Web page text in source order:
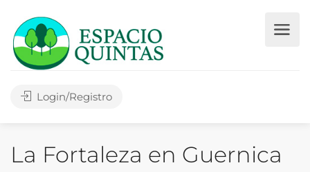
Login/Registro
La Fortaleza en Guernica